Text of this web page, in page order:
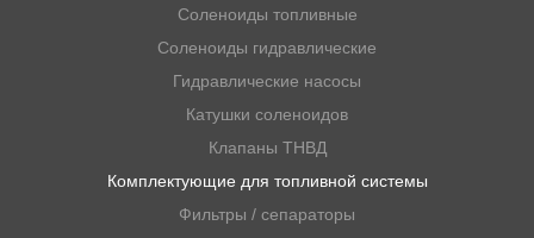
Соленоиды топливные
Соленоиды гидравлические
Гидравлические насосы
Катушки соленоидов
Клапаны ТНВД
Комплектующие для топливной системы
Фильтры / сепараторы